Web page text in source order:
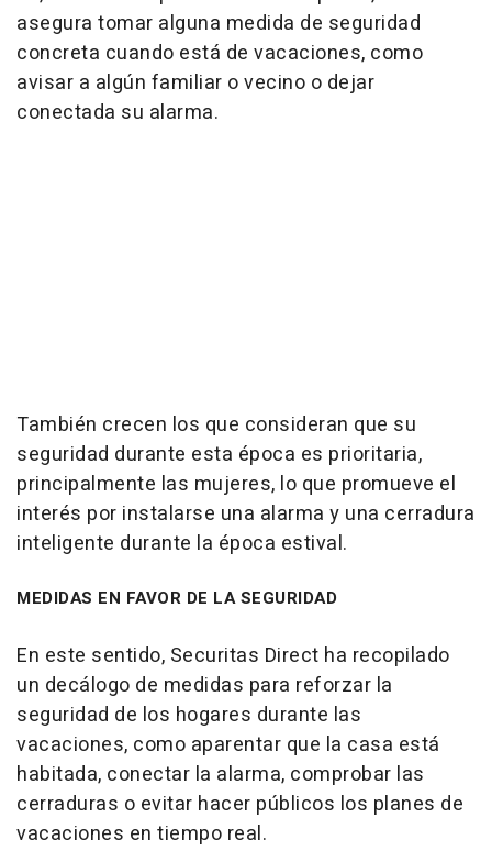
asegura tomar alguna medida de seguridad
concreta cuando está de vacaciones, como
avisar a algún familiar o vecino o dejar
conectada su alarma.
También crecen los que consideran que su
seguridad durante esta época es prioritaria,
principalmente las mujeres, lo que promueve el
interés por instalarse una alarma y una cerradura
inteligente durante la época estival.
MEDIDAS EN FAVOR DE LA SEGURIDAD
En este sentido, Securitas Direct ha recopilado
un decálogo de medidas para reforzar la
seguridad de los hogares durante las
vacaciones, como aparentar que la casa está
habitada, conectar la alarma, comprobar las
cerraduras o evitar hacer públicos los planes de
vacaciones en tiempo real.